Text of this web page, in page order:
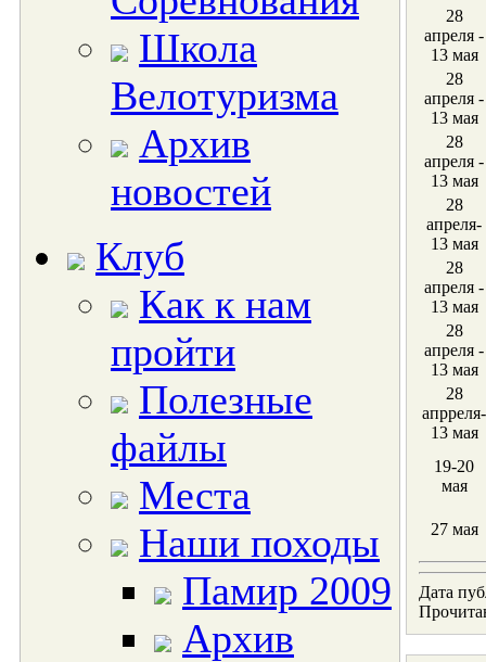
Школа
Велотуризма
Архив
новостей
Клуб
Как к нам
пройти
Полезные
файлы
Места
Наши походы
Памир 2009
Архив
28
апреля -
13 мая
28
апреля -
13 мая
28
апреля -
13 мая
28
апреля-
13 мая
28
апреля -
13 мая
28
апреля -
13 мая
28
апрреля-
13 мая
19-20
мая
27 мая
Дата